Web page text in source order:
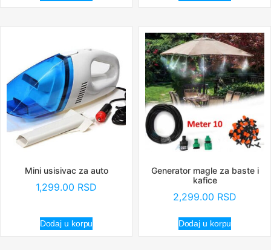
Mini usisivac za auto
1,299.00 RSD
Dodaj u korpu
Generator magle za baste i
kafice
2,299.00 RSD
Dodaj u korpu